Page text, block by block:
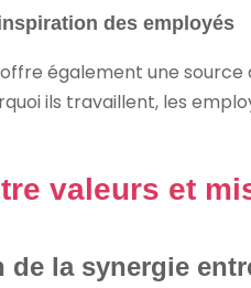
des employés
également une
ils travaillent, les
valeurs et
de la synergie